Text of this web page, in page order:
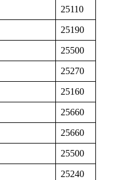
25110
25190
25500
25270
25160
25660
25660
25500
25240